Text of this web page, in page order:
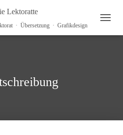
Lektoratte
· Übersetzung · Grafikdesign